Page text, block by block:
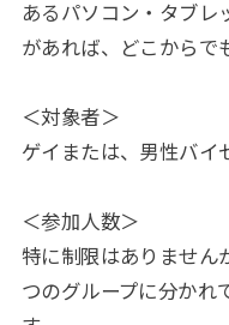
あるパソコン・タブレ
があれば、どこからで
＜対象者＞
ゲイまたは、男性バイ
＜参加人数＞
特に制限はありません
つのグループに分かれ